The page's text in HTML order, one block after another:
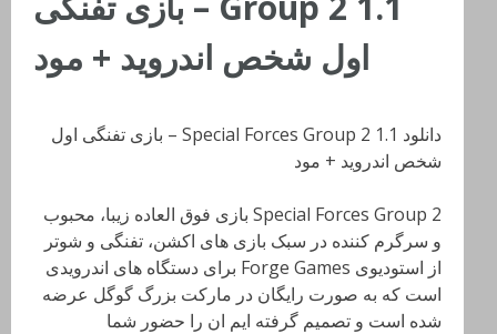
اول شخص اندروید + مود
دانلود Special Forces Group 2 1.1 – بازی تفنگی اول
شخص اندروید + مود
Special Forces Group 2 بازی فوق العاده زیبا، محبوب
و سرگرم کننده در سبک بازی های اکشن، تفنگی و شوتر
از استودیوی Forge Games برای دستگاه های اندرویدی
است که به صورت رایگان در مارکت بزرگ گوگل عرضه
شده است و تصمیم گرفته ایم ان را حضور شما